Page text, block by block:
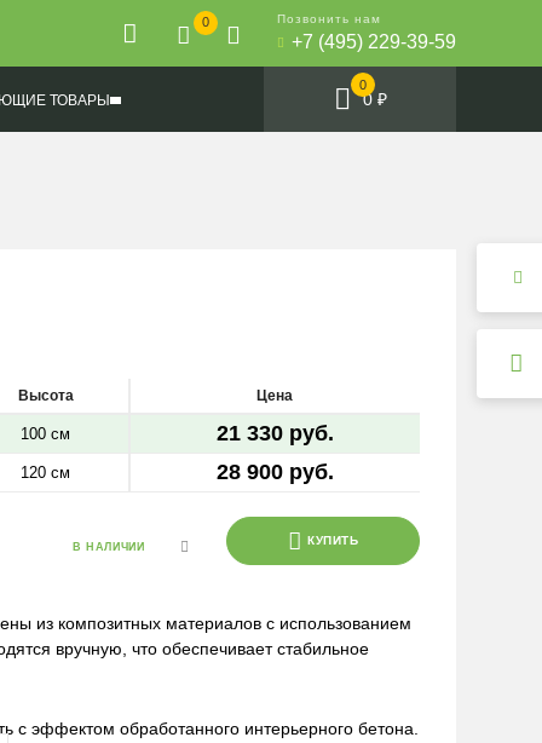
0 Позвонить нам
+7 (495) 229-39-59
ТОВАРЫ
0
0 ₽
Высота Цена
100 см 21 330 руб.
120 см 28 900 руб.
В НАЛИЧИИ КУПИТЬ
из композитных материалов с использованием
вручную, что обеспечивает стабильное
эффектом обработанного интерьерного бетона.